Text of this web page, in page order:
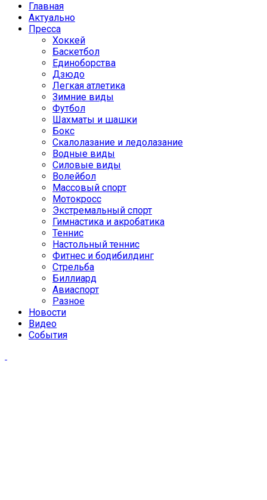
Главная
Актуально
Пресса
Хоккей
Баскетбол
Единоборства
Дзюдо
Легкая атлетика
Зимние виды
Футбол
Шахматы и шашки
Бокс
Скалолазание и ледолазание
Водные виды
Силовые виды
Волейбол
Массовый спорт
Мотокросс
Экстремальный спорт
Гимнастика и акробатика
Теннис
Настольный теннис
Фитнес и бодибилдинг
Стрельба
Биллиард
Авиаспорт
Разное
Новости
Видео
События